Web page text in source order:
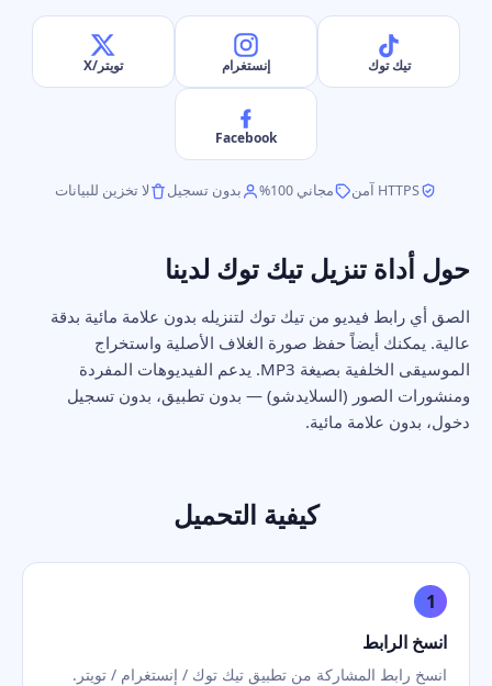
تيك توك إنستغرام تويتر/X
Facebook
HTTPS آمن مجاني 100% بدون تسجيل لا تخزين للبيانات
حول أداة تنزيل تيك توك لدينا
الصق أي رابط فيديو من تيك توك لتنزيله بدون علامة مائية بدقة
عالية. يمكنك أيضاً حفظ صورة الغلاف الأصلية واستخراج
الموسيقى الخلفية بصيغة MP3. يدعم الفيديوهات المفردة
ومنشورات الصور (السلايدشو) — بدون تطبيق، بدون تسجيل
دخول، بدون علامة مائية.
كيفية التحميل
1
انسخ الرابط
انسخ رابط المشاركة من تطبيق تيك توك / إنستغرام / تويتر.